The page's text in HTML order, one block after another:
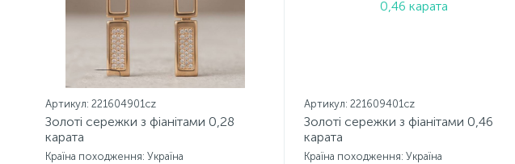
Артикул: 221604901cz
Золоті сережки з фіанітами 0,28
карата
Країна походження: Україна
Артикул: 221609401cz
Золоті сережки з фіанітами 0,46
карата
Країна походження: Україна